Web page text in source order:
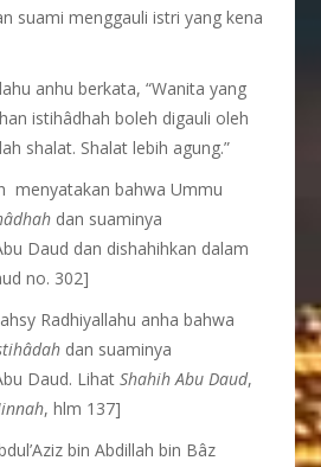
suami menggauli istri yang kena
anhu berkata, “Wanita yang
istihâdhah boleh digauli oleh
shalat. Shalat lebih agung.”
menyatakan bahwa Ummu
âdhah dan suaminya
Daud dan dishahihkan dalam
no. 302]
Radhiyallahu anha bahwa
âdah dan suaminya
Daud. LihatShahih Abu Daud,
, hlm 137]
bin Abdillah bin Bâz